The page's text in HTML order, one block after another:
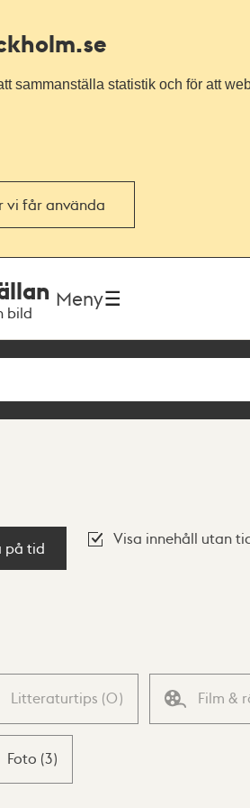
sammanställa statistik och för att
vi får använda
bild
Meny
på tid
Visa innehåll utan
Litteraturtips (0) Film &
Foto (3)